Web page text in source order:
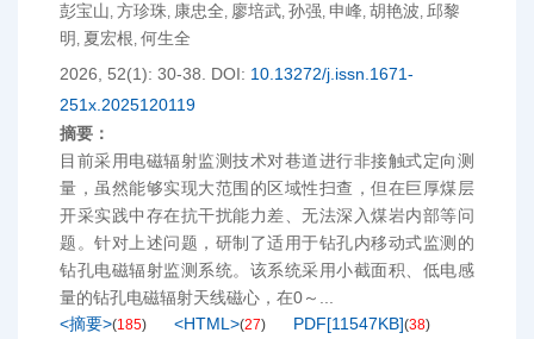
彭宝山, 方珍珠, 康忠全, 廖培武, 孙强, 申峰, 胡艳波, 邱黎
明 , 夏宏根, 何生全
2026, 52(1): 30-38.
DOI: 10.13272/j.issn.1671-
251x.2025120119
摘要：
目前采用电磁辐射监测技术对巷道进行非接触式定向测
量，虽然能够实现大范围的区域性扫查，但在巨厚煤层
开采实践中存在抗干扰能力差、无法深入煤岩内部等问
题。针对上述问题，研制了适用于钻孔内移动式监测的
钻孔电磁辐射监测系统。该系统采用小截面积、低电感
量的钻孔电磁辐射天线磁心，在0～...
<摘要>(185) <HTML>(27) PDF[11547KB](38)